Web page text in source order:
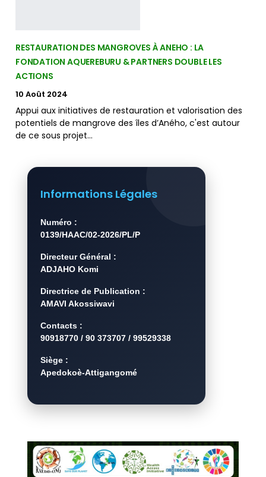
RESTAURATION DES MANGROVES À ANEHO : LA
FONDATION AQUEREBURU & PARTNERS DOUBLE LES
ACTIONS
10 Août 2024
Appui aux initiatives de restauration et valorisation des
potentiels de mangrove des îles d’Aného, c'est autour
de ce sous projet…
Informations Légales
Numéro :
0139/HAAC/02-2026/PL/P
Directeur Général :
ADJAHO Komi
Directrice de Publication :
AMAVI Akossiwavi
Contacts :
90918770 / 90 373707 / 99529338
Siège :
Apedokoè-Attigangomé